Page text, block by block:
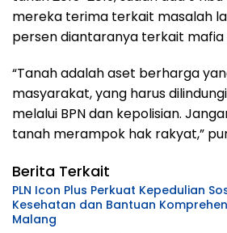
mereka terima terkait masalah
persen diantaranya terkait mafia
“Tanah adalah aset berharga
masyarakat, yang harus
melalui BPN dan kepolisian.
tanah merampok hak rakyat,”
Berita Terkait
PLN Icon Plus Perkuat Kepedulian
Kesehatan dan Bantuan
Malang